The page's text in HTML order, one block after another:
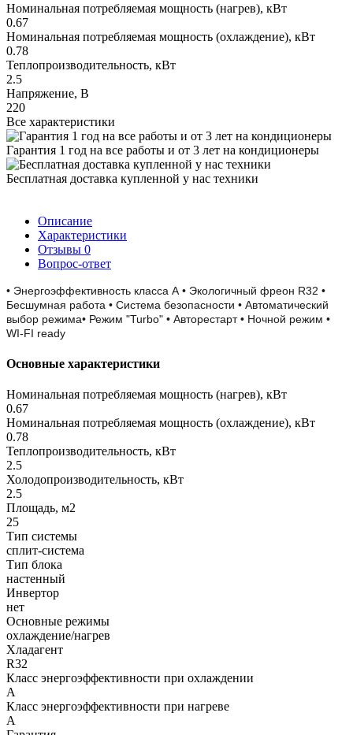
Номинальная потребляемая мощность (нагрев), кВт
0.67
Номинальная потребляемая мощность (охлаждение), кВт
0.78
Теплопроизводительность, кВт
2.5
Напряжение, В
220
Все характеристики
Гарантия 1 год на все работы и от 3 лет на кондиционеры
Бесплатная доставка купленной у нас техники
Описание
Характеристики
Отзывы 0
Вопрос-ответ
• Энергоэффективность класса А • Экологичный фреон R32 •
Бесшумная работа • Система безопасности • Автоматический
выбор режима• Режим "Turbo" • Авторестарт • Ночной режим •
WI-FI ready
Основные характеристики
Номинальная потребляемая мощность (нагрев), кВт
0.67
Номинальная потребляемая мощность (охлаждение), кВт
0.78
Теплопроизводительность, кВт
2.5
Холодопроизводительность, кВт
2.5
Площадь, м2
25
Тип системы
сплит-система
Тип блока
настенный
Инвертор
нет
Основные режимы
охлаждение/нагрев
Хладагент
R32
Класс энергоэффективности при охлаждении
A
Класс энергоэффективности при нагреве
A